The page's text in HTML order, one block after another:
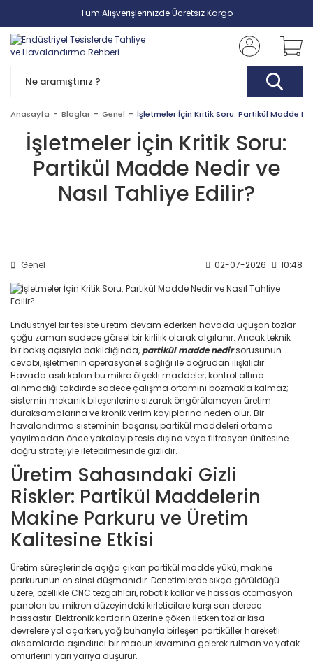
Tüm Alışverişlerinizde Ücretsiz Kargo
Anasayfa Bloglar Genel İşletmeler İçin Kritik Soru: Partikül Madde
İşletmeler İçin Kritik Soru:
Partikül Madde Nedir ve
Nasıl Tahliye Edilir?
Genel 02-07-2026 10:48
Endüstriyel bir tesiste üretim devam ederken havada uçuşan tozlar
çoğu zaman sadece görsel bir kirlilik olarak algılanır. Ancak teknik
bir bakış açısıyla bakıldığında,partikül madde nedirsorusunun
cevabı, işletmenin operasyonel sağlığı ile doğrudan ilişkilidir.
Havada asılı kalan bu mikro ölçekli maddeler, kontrol altına
alınmadığı takdirde sadece çalışma ortamını bozmakla kalmaz;
sistemin mekanik bileşenlerine sızarak öngörülemeyen üretim
duraksamalarına ve kronik verim kayıplarına neden olur. Bir
havalandırma sisteminin başarısı, partikül maddeleri ortama
yayılmadan önce yakalayıp tesis dışına veya filtrasyon ünitesine
doğru stratejiyle iletebilmesinde gizlidir.
Üretim Sahasındaki Gizli
Riskler: Partikül Maddelerin
Makine Parkuru ve Üretim
Kalitesine Etkisi
Üretim süreçlerinde açığa çıkan partikül madde yükü, makine
parkurunun en sinsi düşmanıdır. Denetimlerde sıkça görüldüğü
üzere; özellikle CNC tezgahları, robotik kollar ve hassas otomasyon
panoları bu mikron düzeyindeki kirleticilere karşı son derece
hassastır. Elektronik kartların üzerine çöken iletken tozlar kısa
devrelere yol açarken, yağ buharıyla birleşen partiküller hareketli
aksamlarda aşındırıcı bir macun kıvamına gelerek rulman ve yatak
ömürlerini yarı yarıya düşürür.